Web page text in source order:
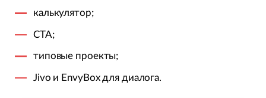
калькулятор;
CTA;
типовые проекты;
Jivo и EnvyBox для диалога.